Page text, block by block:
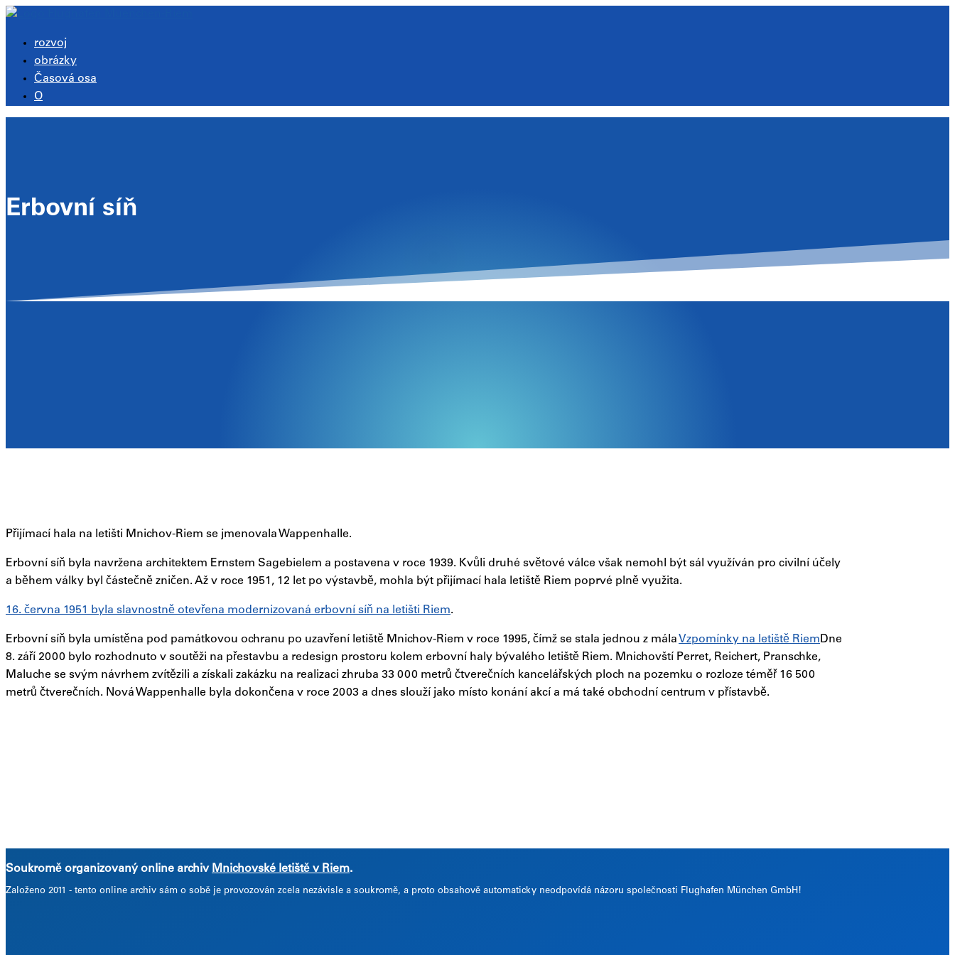
rozvoj
obrázky
Časová osa
O
Erbovní síň
Přijímací hala na letišti Mnichov-Riem se jmenovala Wappenhalle.
Erbovní síň byla navržena architektem Ernstem Sagebielem a postavena v roce 1939. Kvůli druhé světové válce však nemohl být sál využíván pro civilní účely
a během války byl částečně zničen. Až v roce 1951, 12 let po výstavbě, mohla být přijímací hala letiště Riem poprvé plně využita.
16. června 1951 byla slavnostně otevřena modernizovaná erbovní síň na letišti Riem.
Erbovní síň byla umístěna pod památkovou ochranu po uzavření letiště Mnichov-Riem v roce 1995, čímž se stala jednou z mála Vzpomínky na letiště Riem Dne
8. září 2000 bylo rozhodnuto v soutěži na přestavbu a redesign prostoru kolem erbovní haly bývalého letiště Riem. Mnichovští Perret, Reichert, Pranschke,
Maluche se svým návrhem zvítězili a získali zakázku na realizaci zhruba 33 000 metrů čtverečních kancelářských ploch na pozemku o rozloze téměř 16 500
metrů čtverečních. Nová Wappenhalle byla dokončena v roce 2003 a dnes slouží jako místo konání akcí a má také obchodní centrum v přístavbě.
Soukromě organizovaný online archiv Mnichovské letiště v Riem.
Založeno 2011 - tento online archiv sám o sobě je provozován zcela nezávisle a soukromě, a proto obsahově automaticky neodpovídá názoru společnosti Flughafen München GmbH!